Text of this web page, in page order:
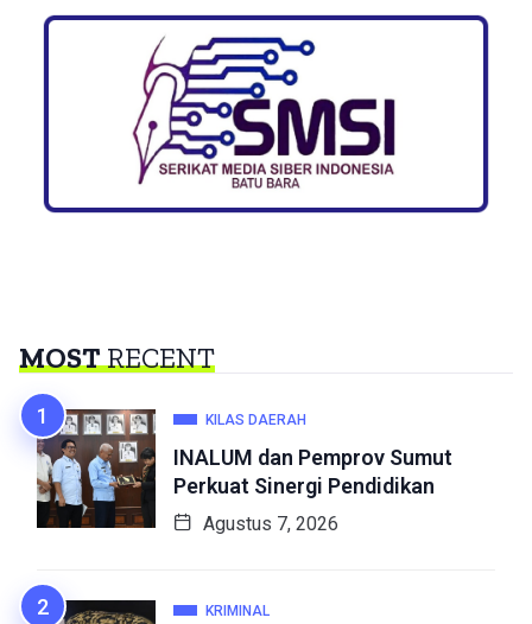
MOSTRECENT
KILAS DAERAH
INALUM dan Pemprov Sumut
Perkuat Sinergi Pendidikan
Agustus 7, 2026
KRIMINAL